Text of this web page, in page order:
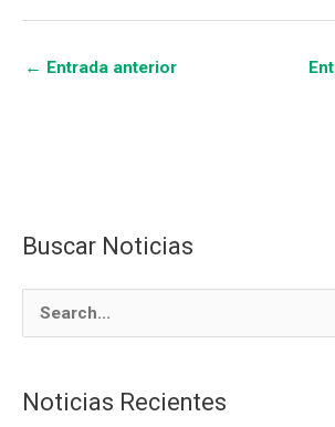
← Entrada anterior
Buscar Noticias
Noticias Recientes
C
o